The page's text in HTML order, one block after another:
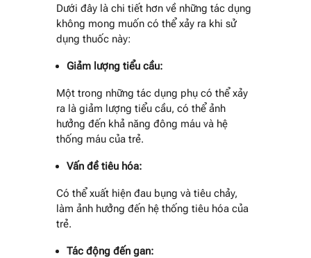
Dưới đây là chi tiết hơn về những tác dụng
không mong muốn có thể xảy ra khi sử
dụng thuốc này:
Giảm lượng tiểu cầu:
Một trong những tác dụng phụ có thể xảy
ra là giảm lượng tiểu cầu, có thể ảnh
hưởng đến khả năng đông máu và hệ
thống máu của trẻ.
Vấn đề tiêu hóa:
Có thể xuất hiện đau bụng và tiêu chảy,
làm ảnh hưởng đến hệ thống tiêu hóa của
trẻ.
Tác động đến gan: